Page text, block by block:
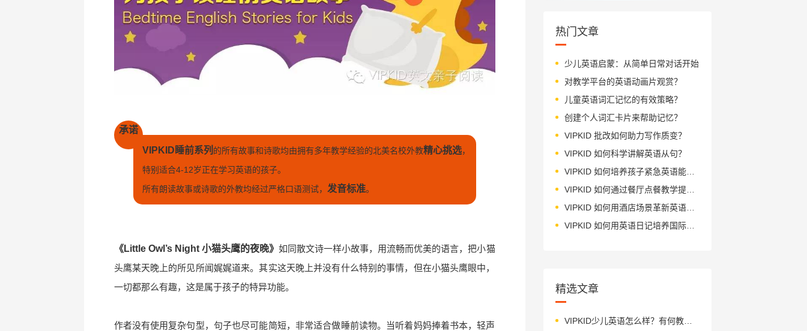
承诺
VIPKID睡前系列 的所有故事和诗歌均由拥有多年教学经验的北美名校外教精心挑选，
特别适合4-12岁正在学习英语的孩子。
所有朗读故事或诗歌的外教均经过严格口语测试， 发音标准。
《Little Owl’s Night 小猫头鹰的夜晚》 如同散文诗一样小故事，用流畅而优美的语言，把小猫
头鹰某天晚上的所见所闻娓娓道来。其实这天晚上并没有什么特别的事情，但在小猫头鹰眼中，
一切都那么有趣，这是属于孩子的特异功能。
作者没有使用复杂句型，句子也尽可能简短，非常适合做睡前读物。当听着妈妈捧着书本，轻声
热门文章
少儿英语启蒙：从简单日常对话开始
对教学平台的英语动画片观赏？
儿童英语词汇记忆的有效策略？
创建个人词汇卡片来帮助记忆？
VIPKID 批改如何助力写作质变？
VIPKID 如何科学讲解英语从句？
VIPKID 如何培养孩子紧急英语能力？
VIPKID 如何通过餐厅点餐教学提升少儿英语应用能力？
VIPKID 如何用酒店场景革新英语教学？
VIPKID 如何用英语日记培养国际化人才？
精选文章
VIPKID少儿英语怎么样？有何教学特色？